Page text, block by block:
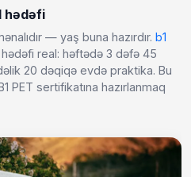
hədəfi
— yaş buna hazırdır. b1
hədəfi real: həftədə 3 dəfə 45
20 dəqiqə evdə praktika. Bu
PET sertifikatına hazırlanmaq